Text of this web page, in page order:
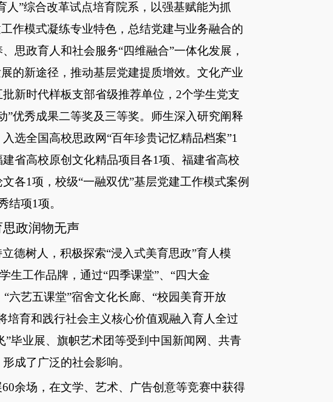
人”综合改革试点培育院系，以强基赋能为抓
作模式凝练专业特色，总结党建与业务融合的
思政育人和社会服务“四维融合”一体化发展，
的新途径，推动基层党建提质增效。文化产业
批新时代样板支部省级推荐单位， 2个学生党支
”优秀成果二等奖及三等奖。师生深入研究阐释
选全国高校思政网“百年珍贵记忆精品档案”1
省高校原创文化精品项目各1项、 福建省高校
文各1项 ，校级“一融双优”基层党建工作模式案例
结项1项。
思政润物无声
德树人，积极探索“浸入式美育思政”育人模
生工作品牌，通过“四季课堂”、“四大金
六艺五课堂”宿舍文化长廊、“校园美育开放
培育和践行社会主义核心价值观融入育人全过
”毕业展、旗帜艺术团等受到中国新闻网、共青
成了广泛的社会影响。
60余场，在文学、艺术、广告创意等竞赛中获得